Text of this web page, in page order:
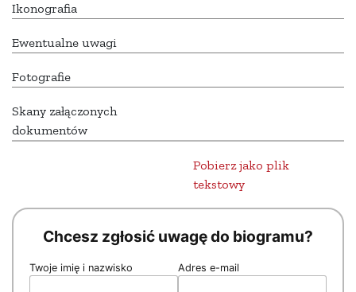
Ikonografia
Ewentualne uwagi
Fotografie
Skany załączonych
dokumentów
Pobierz jako plik
tekstowy
Chcesz zgłosić uwagę do biogramu?
Twoje imię i nazwisko Adres e-mail